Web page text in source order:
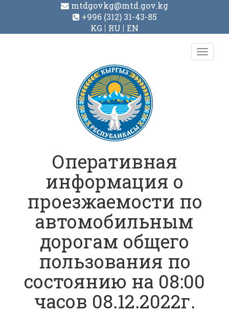
mtdgovkg@mtd.gov.kg
+996 (312) 31-43-85
KG
RU EN
Toggle
Оперативная
информация о
проезжаемости по
автомобильным
дорогам общего
пользования по
состоянию на 08:00
часов 08.12.2022г.